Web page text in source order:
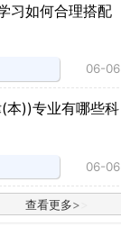
习如何合理搭配
06-06
本))专业有哪些科
06-06
查看更多>